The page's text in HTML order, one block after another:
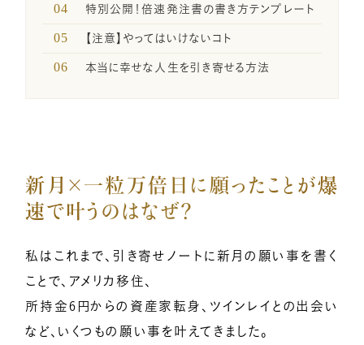
億楽®マインド
マスターコーチ認定者一覧
企業・経営者向け研修のご案内
メンバー募集
特別公開！倍速発注書の書き方テンプレート
【注意】やってはいけないコト
本当に幸せな人生を引き寄せる方法
新月×一粒万倍日に願ったことが爆
速で叶うのはなぜ？
私はこれまで、引き寄せノートに新月の願い事を書く
ことで、アメリカ移住、
所持金6円からの資産家転身、ツインレイとの出会い
など、いくつもの願い事を叶えてきました。